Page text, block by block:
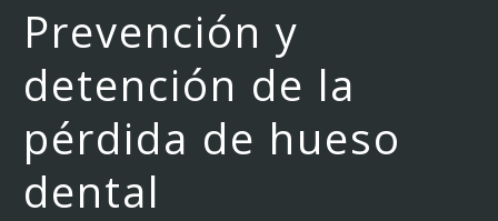
Prevención y
detención de la
pérdida de hueso
dental